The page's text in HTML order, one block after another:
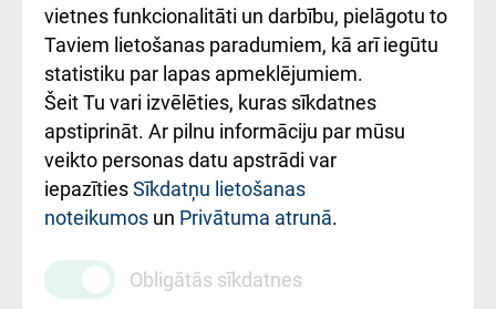
Rēķinu apmaksas
ceļvedis
Rekvizīti un
ārstniecības
iestādes kods
010000234
Maksas
vietnes funkcionalitāti un darbību, pielāgotu to
Taviem lietošanas paradumiem, kā arī iegūtu
statistiku par lapas apmeklējumiem.
Šeit Tu vari izvēlēties, kuras sīkdatnes
apstiprināt. Ar pilnu informāciju par mūsu
veikto personas datu apstrādi var
iepazītiesSīkdatņu lietošanas
noteikumos un Privātuma atrunā.
Obligātās sīkdatnes